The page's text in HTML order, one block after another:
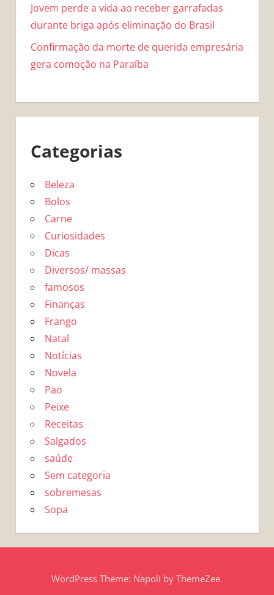
Jovem perde a vida ao receber garrafadas
durante briga após eliminação do Brasil
Confirmação da morte de querida empresária
gera comoção na Paraíba
Categorias
Beleza
Bolos
Carne
Curiosidades
Dicas
Diversos/ massas
famosos
Finanças
Frango
Natal
Notícias
Novela
Pao
Peixe
Receitas
Salgados
saúde
Sem categoria
sobremesas
Sopa
WordPress Theme: Napoli by ThemeZee.